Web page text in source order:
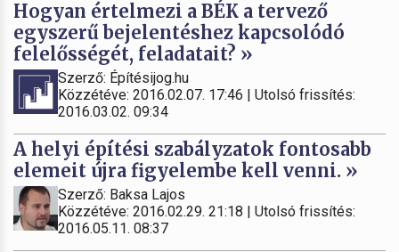
Hogyan értelmezi a BÉK a tervező
egyszerű bejelentéshez kapcsolódó
felelősségét, feladatait? »
Szerző: Építésijog.hu
Közzétéve: 2016.02.07. 17:46 | Utolsó frissítés:
2016.03.02. 09:34
A helyi építési szabályzatok fontosabb
elemeit újra figyelembe kell venni. »
Szerző: Baksa Lajos
Közzétéve: 2016.02.29. 21:18 | Utolsó frissítés:
2016.05.11. 08:37